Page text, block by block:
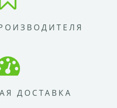
ДОСТАВКА